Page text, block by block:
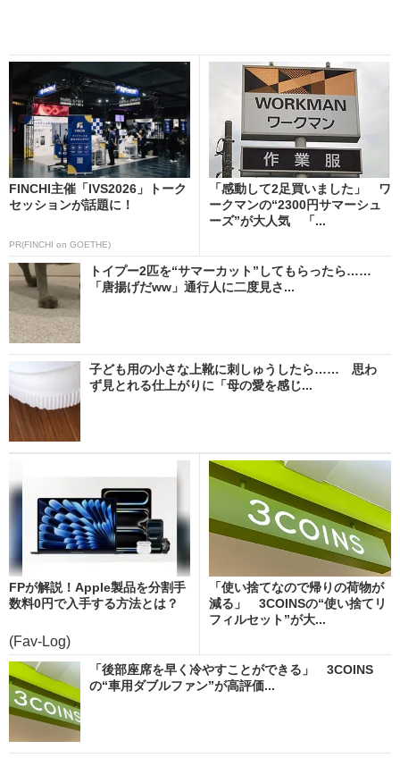
FINCHI主催「IVS2026」トーク
セッションが話題に！
PR(FINCHI on GOETHE)
「感動して2足買いました」 ワ
ークマンの“2300円サマーシュ
ーズ”が大人気 「...
トイプー2匹を“サマーカット”してもらったら……
「唐揚げだww」通行人に二度見さ...
子ども用の小さな上靴に刺しゅうしたら…… 思わ
ず見とれる仕上がりに「母の愛を感じ...
FPが解説！Apple製品を分割手
数料0円で入手する方法とは？
(Fav-Log)
「使い捨てなので帰りの荷物が
減る」 3COINSの“使い捨てリ
フィルセット”が大...
「後部座席を早く冷やすことができる」 3COINS
の“車用ダブルファン”が高評価...